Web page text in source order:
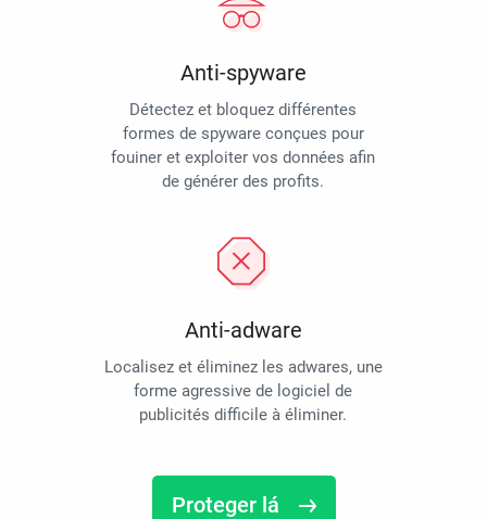
Anti-spyware
Détectez et bloquez différentes
formes de spyware conçues pour
fouiner et exploiter vos données afin
de générer des profits.
Anti-adware
Localisez et éliminez les adwares, une
forme agressive de logiciel de
publicités difficile à éliminer.
Proteger lá